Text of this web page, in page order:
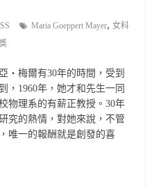
Maria Goeppert Mayer,女科
‧梅爾有30年的時間，受到
，1960年，她才和先生一同
物理系的有薪正教授。30年
究的熱情，對她來說，不管
唯一的報酬就是創發的喜